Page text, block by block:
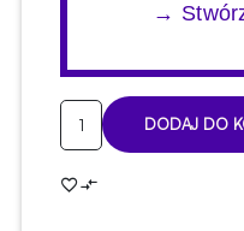
→
ilość
Shisha
Neo
DODAJ DO